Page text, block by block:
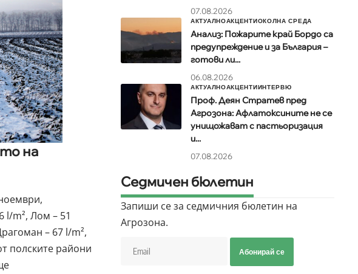
на
l/m², Лом – 51
– 67 l/m²,
полските райони
07.08.2026
АКТУАЛНОАКЦЕНТИОКОЛНА СРЕДА
Анализ: Пожарите край Бордо са
предупреждение и за България –
готови ли...
06.08.2026
АКТУАЛНОАКЦЕНТИИНТЕРВЮ
Проф. Деян Стратев пред
Агрозона: Афлатоксините не се
унищожават с пастьоризация
и...
07.08.2026
Седмичен бюлетин
Запиши се за седмичния бюлетин на
Агрозона.
Абонирай се